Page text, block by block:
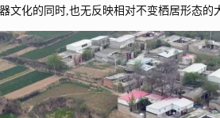
文化的同时,也无反映相对不变栖居形态的